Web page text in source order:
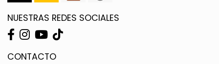
NUESTRAS REDES SOCIALES
CONTACTO